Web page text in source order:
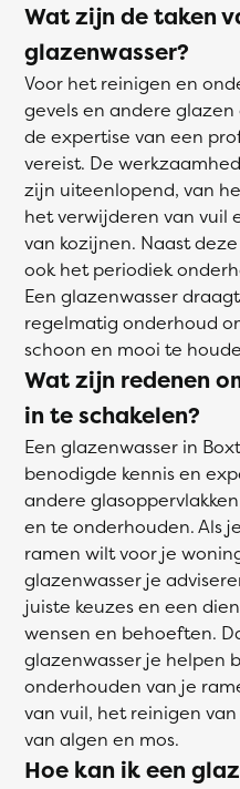
Wat zijn de taken
glazenwasser?
Voor het reinigen en
gevels en andere
de expertise van een
vereist. De
zijn uiteenlopend, van
het verwijderen van vuil
van kozijnen. Naast
ook het periodiek
Een glazenwasser
regelmatig onderhoud
schoon en mooi te
Wat zijn redenen
in te schakelen?
Een glazenwasser in
benodigde kennis en
andere
en te onderhouden. Als
ramen wilt voor je
glazenwasser je
juiste keuzes en een
wensen en behoeften.
glazenwasser je helpen
onderhouden van je
van vuil, het reinigen
van algen en mos.
Hoe kan ik een